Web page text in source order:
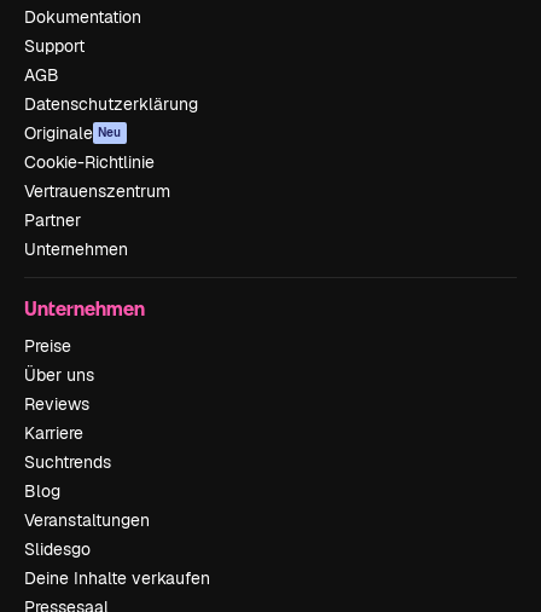
Dokumentation
Support
AGB
Datenschutzerklärung
Originale Neu
Cookie-Richtlinie
Vertrauenszentrum
Partner
Unternehmen
Unternehmen
Preise
Über uns
Reviews
Karriere
Suchtrends
Blog
Veranstaltungen
Slidesgo
Deine Inhalte verkaufen
Pressesaal